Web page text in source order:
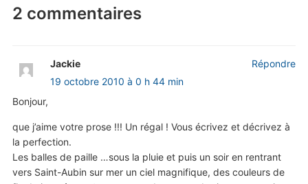
2 commentaires
Jackie
19 octobre 2010 à 0 h 44 min
Bonjour,
que j’aime votre prose !!! Un régal ! Vous écrivez et décrivez à
la perfection.
Les balles de paille …sous la pluie et puis un soir en rentrant
vers Saint-Aubin sur mer un ciel magnifique, des couleurs de
Répondre